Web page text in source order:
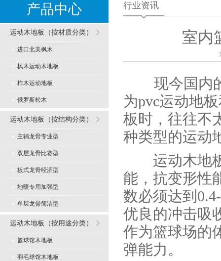
产品中心
运动木地板（按材质分类）
进口北美枫木
枫木运动木地板
柞木运动地板
俄罗斯松木
运动木地板（按结构分类）
主辅龙骨专业型
双层龙骨比赛型
板式龙骨经济型
地暖专用加强型
单层龙骨简洁型
运动木地板（按用途分类）
篮球馆木地板
羽毛球馆木地板
行业资讯
室内
现今国内
为pvc运动地
板时，往往不
种类型的运动
运动木地板
能，抗变形性
数必须达到
优良的冲击吸
作为篮球场的
弹能力。